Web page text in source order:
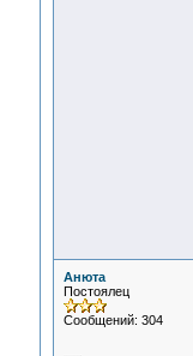
Анюта
Постоялец
Сообщений: 304